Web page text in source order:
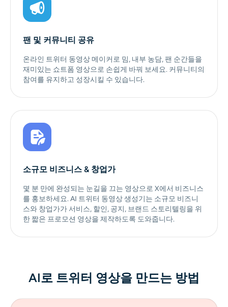
팬 및 커뮤니티 공유
온라인 트위터 동영상 메이커로 밈, 내부 농담, 팬 순간들을
재미있는 쇼트폼 영상으로 손쉽게 바꿔 보세요. 커뮤니티의
참여를 유지하고 성장시킬 수 있습니다.
소규모 비즈니스 & 창업가
몇 분 만에 완성되는 눈길을 끄는 영상으로 X에서 비즈니스
를 홍보하세요. AI 트위터 동영상 생성기는 소규모 비즈니
스와 창업가가 서비스, 할인, 공지, 브랜드 스토리텔링을 위
한 짧은 프로모션 영상을 제작하도록 도와줍니다.
AI로 트위터 영상을 만드는 방법